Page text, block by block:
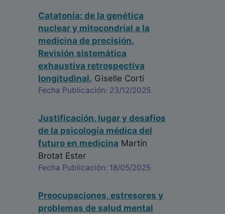
Catatonía: de la genética
nuclear y mitocondrial a la
medicina de precisión.
Revisión sistemática
exhaustiva retrospectiva
longitudinal. Giselle Corti
Fecha Publicación: 23/12/2025
Justificación, lugar y desafíos
de la psicología médica del
futuro en medicina Martín
Brotat Ester
Fecha Publicación: 18/05/2025
Preocupaciones, estresores y
problemas de salud mental